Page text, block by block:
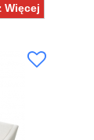
Więcej